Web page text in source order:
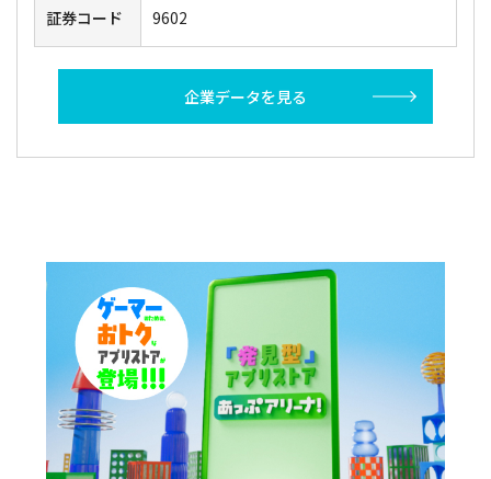
証券コード 9602
企業データを見る